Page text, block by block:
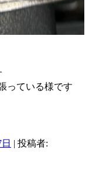
っている様です
| 投稿者: